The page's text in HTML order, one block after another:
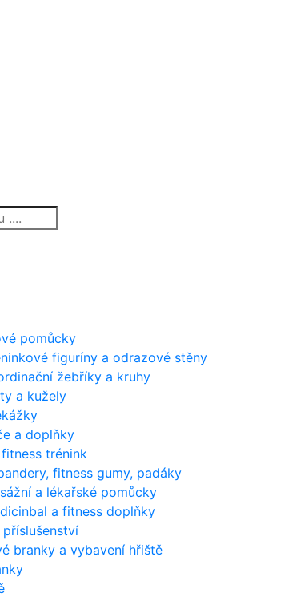
pomůcky
figuríny a odrazové stěny
žebříky a kruhy
a kužely
a doplňky
trénink
fitness gumy, padáky
a lékařské pomůcky
a fitness doplňky
příslušenství
branky a vybavení hřiště